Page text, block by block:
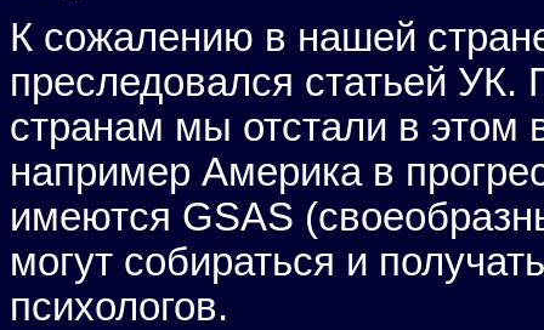
К сожалению в нашей
преследовался статьей
странам мы отстали в этом
например Америка в
имеются GSAS
могут собираться и
психологов.